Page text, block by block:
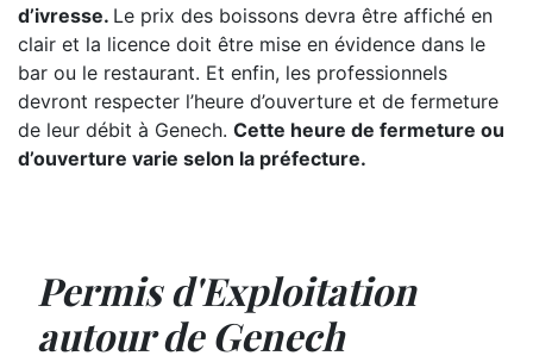
d’ivresse. Le prix des boissons devra être affiché en
clair et la licence doit être mise en évidence dans le
bar ou le restaurant. Et enfin, les professionnels
devront respecter l’heure d’ouverture et de fermeture
de leur débit à Genech. Cette heure de fermeture ou
d’ouverture varie selon la préfecture.
Permis d'Exploitation
autour de Genech